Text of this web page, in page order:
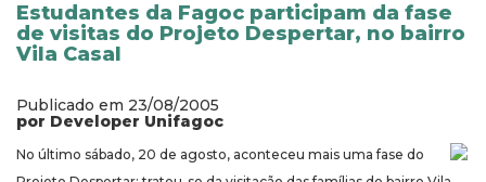
Estudantes da Fagoc participam da fase
de visitas do Projeto Despertar, no bairro
Vila Casal
Publicado em 23/08/2005
por Developer Unifagoc
No último sábado, 20 de agosto, aconteceu mais uma fase do